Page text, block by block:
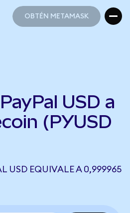
OBTÉN METAMASK
USD a
(PYUSD
USD EQUIVALE A 0,999965